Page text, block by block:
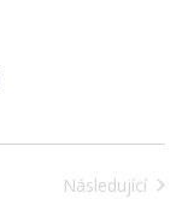
Následující